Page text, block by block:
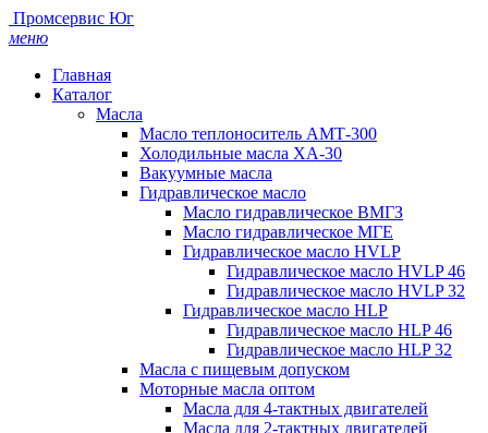
Промсервис Юг
меню
Главная
Каталог
Масла
Масло теплоноситель АМТ-300
Холодильные масла ХА-30
Вакуумные масла
Гидравлическое масло
Масло гидравлическое ВМГЗ
Масло гидравлическое МГЕ
Гидравлическое масло HVLP
Гидравлическое масло HVLP 46
Гидравлическое масло HVLP 32
Гидравлическое масло HLP
Гидравлическое масло HLP 46
Гидравлическое масло HLP 32
Масла с пищевым допуском
Моторные масла оптом
Масла для 4-тактных двигателей
Масла для 2-тактных двигателей